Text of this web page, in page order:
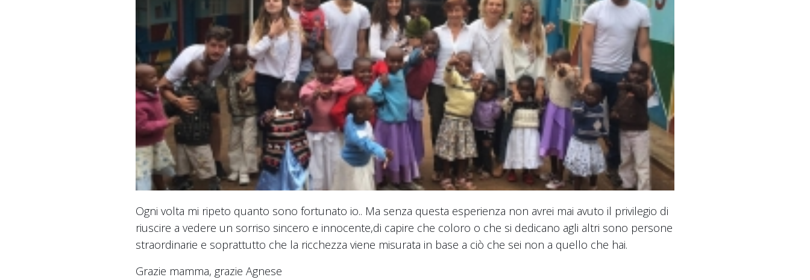
Ogni volta mi ripeto quanto sono fortunato io.. Ma senza questa esperienza non avrei mai avuto il privilegio di
riuscire a vedere un sorriso sincero e innocente,di capire che coloro o che si dedicano agli altri sono persone
straordinarie e soprattutto che la ricchezza viene misurata in base a ciò che sei non a quello che hai.
Grazie mamma, grazie Agnese